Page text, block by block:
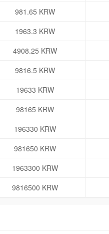
981.65 KRW
1963.3 KRW
4908.25 KRW
9816.5 KRW
19633 KRW
98165 KRW
196330 KRW
981650 KRW
1963300 KRW
9816500 KRW